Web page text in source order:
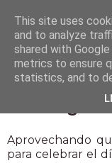
Aprovechando
para celebrar el
This site uses
and to analyze
shared with
metrics to ensure
statistics, and to